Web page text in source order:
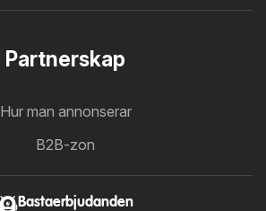
Partnerskap
Hur man annonserar
B2B-zon
Bastaerbjudanden